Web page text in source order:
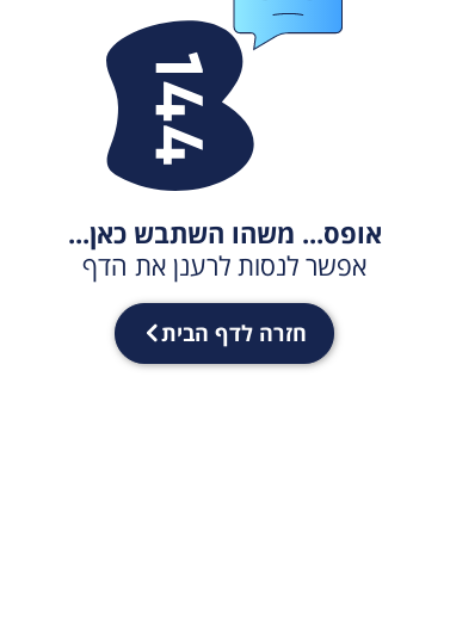
אופס... משהו השתבש כאן...
אפשר לנסות לרענן את הדף
חזרה לדף הבית